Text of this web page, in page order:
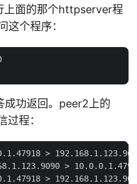
上面的那个httpserver程
这个程序：
功返回。peer2上的
程：
>
>
>